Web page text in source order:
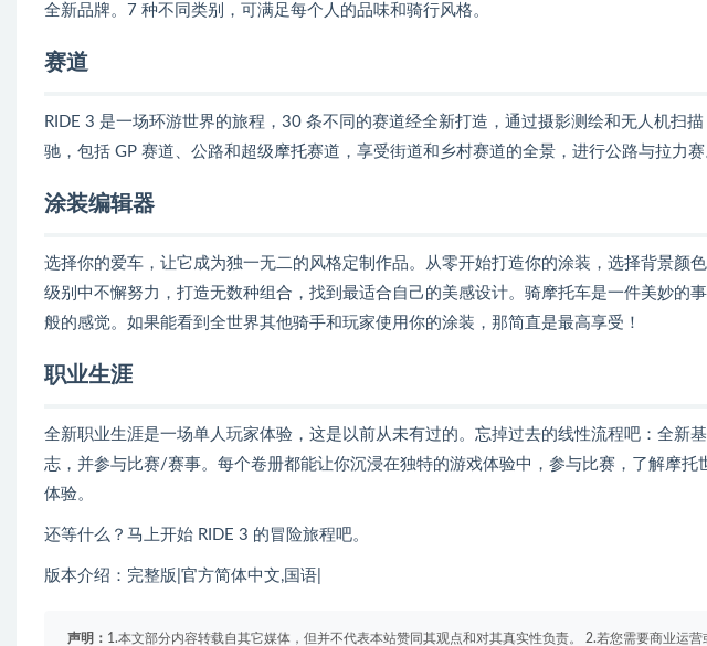
全新品牌。7 种不同类别，可满足每个人的品味和骑行风格。
赛道
RIDE 3 是一场环游世界的旅程，30 条不同的赛道经全新打造，通过摄影测绘和无人机扫
驰，包括 GP 赛道、公路和超级摩托赛道，享受街道和乡村赛道的全景，进行公路与拉力赛
涂装编辑器
选择你的爱车，让它成为独一无二的风格定制作品。从零开始打造你的涂装，选择背景颜
级别中不懈努力，打造无数种组合，找到最适合自己的美感设计。骑摩托车是一件美妙的
般的感觉。如果能看到全世界其他骑手和玩家使用你的涂装，那简直是最高享受！
职业生涯
全新职业生涯是一场单人玩家体验，这是以前从未有过的。忘掉过去的线性流程吧：全新
志，并参与比赛/赛事。每个卷册都能让你沉浸在独特的游戏体验中，参与比赛，了解摩托
体验。
还等什么？马上开始 RIDE 3 的冒险旅程吧。
版本介绍：完整版|官方简体中文,国语|
声明： 1.本文部分内容转载自其它媒体，但并不代表本站赞同其观点和对其真实性负责。 2.若您需要商业运